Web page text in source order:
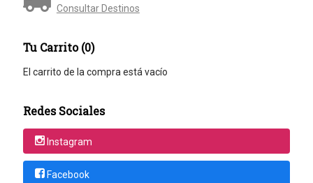
Consultar Destinos
Tu Carrito (0)
El carrito de la compra está vacío
Redes Sociales
Instagram
Facebook